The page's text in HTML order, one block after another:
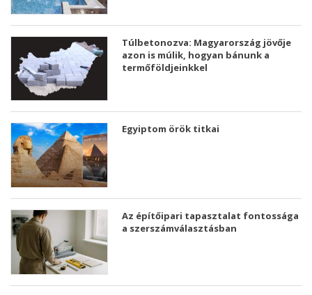
Túlbetonozva: Magyarország jövője
azon is múlik, hogyan bánunk a
termőföldjeinkkel
Egyiptom örök titkai
Az építőipari tapasztalat fontossága
a szerszámválasztásban